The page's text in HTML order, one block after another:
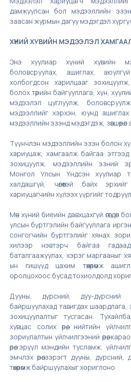
дамжуулсан бол мэдээллийн
заасан журмын дагуу мэдэгдэл
ХҮНИЙ ХУВИЙН МЭДЭЭЛЭЛ
Энэ хуулиар хүний хувийн
боловсруулах, ашиглах,
холбогдсон харилцааг
болох төрийн байгууллага, хүн,
мэдээлэл цуглуулж,
мэдээллийг хэрхэн, юунд
мэдээллийн эзэнд мэдэгдэж, зөвшөөрөл
Түүнчлэн мэдээллийн эзэн болон
хариуцаж, хамгаалж байгаа
зохицуулж, мэдээллийн эзний
Монгол Улсын Үндсэн хуулиар
халдашгүй, чөлөөтэй байх
хариуцагчийн хүлээх үүргийг тодруулж
Мөн хүний биеийн давхцахгүй өгөгдөл
улсын бүртгэлийн байгууллага
сонгогчийн бүртгэлийг хянах
хилээр нэвтэрч байгаа
баталгаажуулах, хэрэг маргааныг
ын гишүүд цахим төхөөрөмж
оролцохоос бусад тохиолдолд
Дууны, дүрсний, дуу-дүрсний
байршуулахад тавигдах шаардлага,
зохицуулалтыг тусгасан.
хувцас солих өрөө, нийтийн
зориулалтын үйлчилгээний өрөө,
өрөө, эрүүл мэндийн тусламж,
эмчлэх өрөө зэрэгт дууны, дүрсний,
төхөөрөмж байршуулахыг хориглоно.